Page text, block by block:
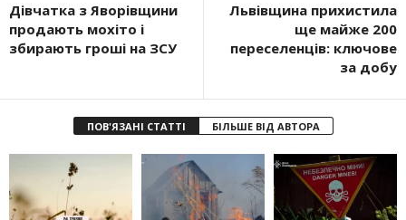
Дівчатка з Яворівщини
продають мохіто і
збирають гроші на ЗСУ
Львівщина прихистила
ще майже 200
переселенців: ключове
за добу
ПОВ'ЯЗАНІ СТАТТІ БІЛЬШЕ ВІД АВТОРА